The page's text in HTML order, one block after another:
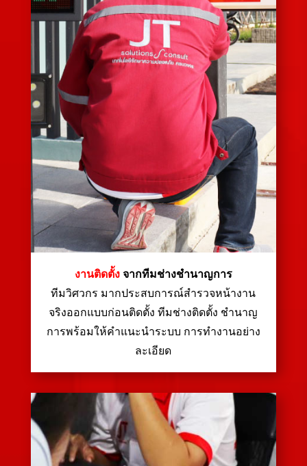
งานติดตั้ง จากทีมช่างชำนาญการ
ทีมวิศวกร มากประสบการณ์สำรวจหน้างาน
จริงออกแบบก่อนติดตั้ง ทีมช่างติดตั้ง ชำนาญ
การพร้อมให้คำแนะนำระบบ การทำงานอย่าง
ละเอียด